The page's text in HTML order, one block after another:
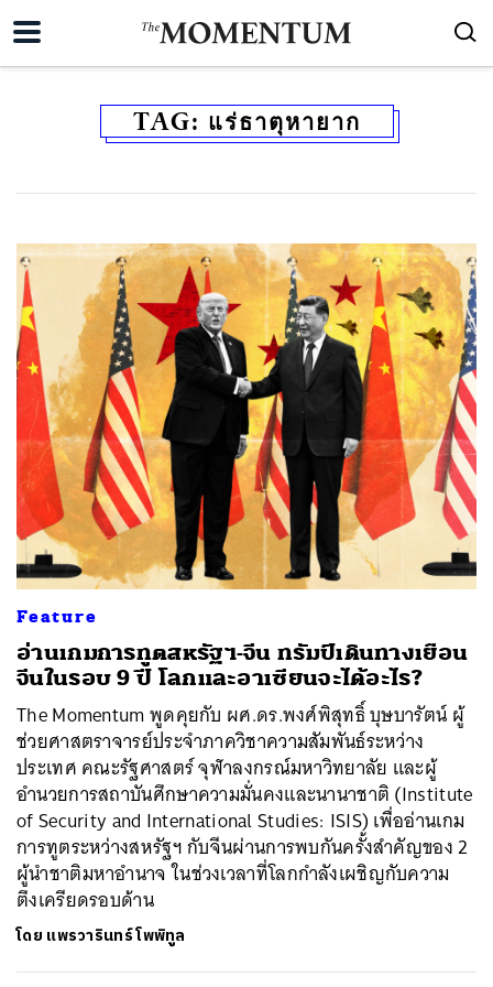
TAG: แร่ธาตุหายาก
Feature
อ่านเกมการทูตสหรัฐฯ-จีน ทรัมป์เดินทางเยือน
จีนในรอบ 9 ปี โลกและอาเซียนจะได้อะไร?
The Momentum พูดคุยกับ ผศ.ดร.พงศ์พิสุทธิ์ บุษบารัตน์ ผู้
ช่วยศาสตราจารย์ประจำภาควิชาความสัมพันธ์ระหว่าง
ประเทศ คณะรัฐศาสตร์ จุฬาลงกรณ์มหาวิทยาลัย และผู้
อำนวยการสถาบันศึกษาความมั่นคงและนานาชาติ (Institute
of Security and International Studies: ISIS) เพื่ออ่านเกม
การทูตระหว่างสหรัฐฯ กับจีนผ่านการพบกันครั้งสำคัญของ 2
ผู้นำชาติมหาอำนาจ ในช่วงเวลาที่โลกกำลังเผชิญกับความ
ตึงเครียดรอบด้าน
โดย แพรวารินทร์ โพพิทูล
ค้นหา